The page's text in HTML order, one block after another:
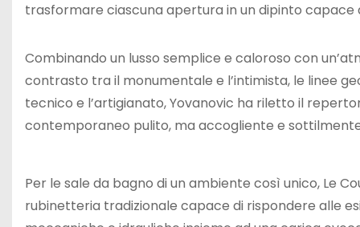
trasformare ciascuna apertura in un dipinto capace
Combinando un lusso semplice e caloroso con
contrasto tra il monumentale e l’intimista, le linee
tecnico e l’artigianato, Yovanovic ha riletto il
contemporaneo pulito, ma accogliente e
Per le sale da bagno di un ambiente così unico, Le
rubinetteria tradizionale capace di rispondere alle